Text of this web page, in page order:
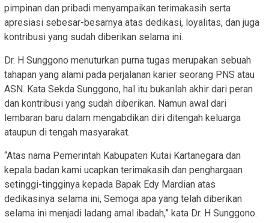
pimpinan dan pribadi menyampaikan terimakasih serta
apresiasi sebesar-besarnya atas dedikasi, loyalitas, dan juga
kontribusi yang sudah diberikan selama ini.
Dr. H Sunggono menuturkan purna tugas merupakan sebuah
tahapan yang alami pada perjalanan karier seorang PNS atau
ASN. Kata Sekda Sunggono, hal itu bukanlah akhir dari peran
dan kontribusi yang sudah diberikan. Namun awal dari
lembaran baru dalam mengabdikan diri ditengah keluarga
ataupun di tengah masyarakat.
“Atas nama Pemerintah Kabupaten Kutai Kartanegara dan
kepala badan kami ucapkan terimakasih dan penghargaan
setinggi-tingginya kepada Bapak Edy Mardian atas
dedikasinya selama ini, Semoga apa yang telah diberikan
selama ini menjadi ladang amal ibadah,” kata Dr. H Sunggono.